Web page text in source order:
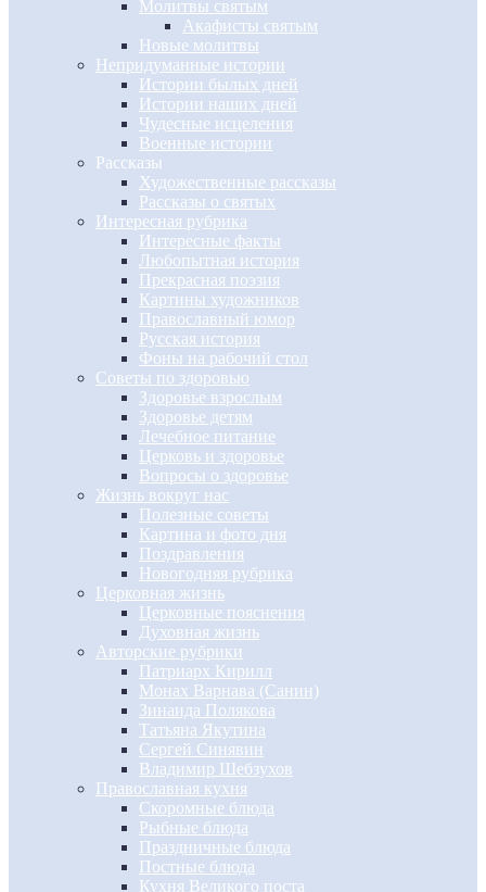
Молитвы святым
Акафисты святым
Новые молитвы
Непридуманные истории
Истории былых дней
Истории наших дней
Чудесные исцеления
Военные истории
Рассказы
Художественные рассказы
Рассказы о святых
Интересная рубрика
Интересные факты
Любопытная история
Прекрасная поэзия
Картины художников
Православный юмор
Русская история
Фоны на рабочий стол
Советы по здоровью
Здоровье взрослым
Здоровье детям
Лечебное питание
Церковь и здоровье
Вопросы о здоровье
Жизнь вокруг нас
Полезные советы
Картина и фото дня
Поздравления
Новогодняя рубрика
Церковная жизнь
Церковные пояснения
Духовная жизнь
Авторские рубрики
Патриарх Кирилл
Монах Варнава (Санин)
Зинаида Полякова
Татьяна Якутина
Сергей Синявин
Владимир Шебзухов
Православная кухня
Скоромные блюда
Рыбные блюда
Праздничные блюда
Постные блюда
Кухня Великого поста